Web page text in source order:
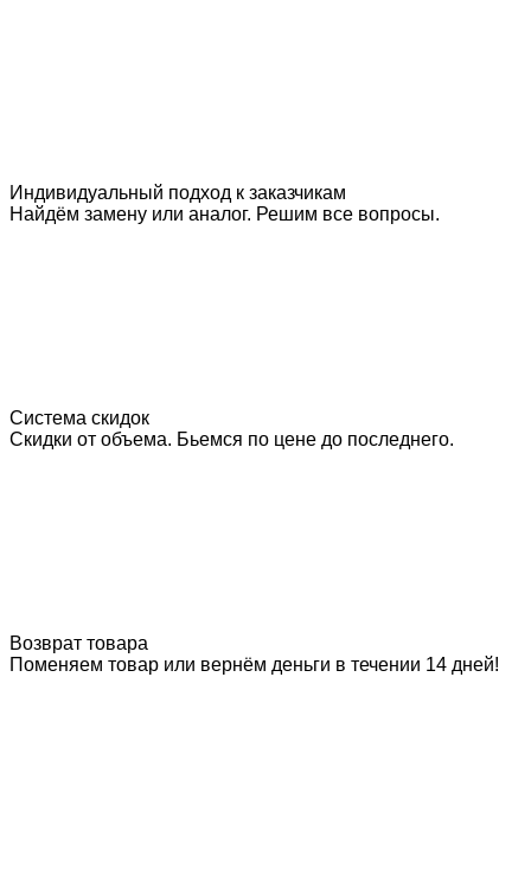
Индивидуальный подход к заказчикам
Найдём замену или аналог. Решим все вопросы.
Система скидок
Скидки от объема. Бьемся по цене до последнего.
Возврат товара
Поменяем товар или вернём деньги в течении 14 дней!